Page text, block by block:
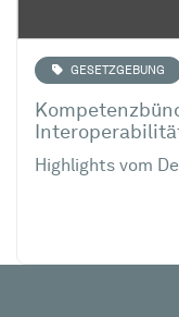
GESETZGEBUNG
Highlights vom